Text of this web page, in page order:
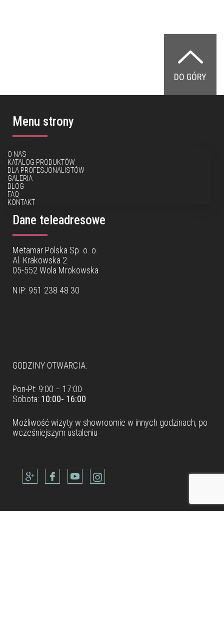
DO GÓRY
Menu strony
O NAS
KATALOG PRODUKTÓW
DLA PROFESJONALISTÓW
GALERIA
BLOG
FAQ
KONTAKT
Dane teleadresowe
Metamar Polska Sp. o. o.
Al. Krakowska 2
05-552 Wola Mrokowska
NIP: 951 238 48 30
GODZINY OTWARCIA:
Pon-Pt: 9:00 – 17:00
Sobota: 10:00- 16:00
Możliwość wizyty w showroomie w innych godzinach, po
wcześniejszym ustaleniu